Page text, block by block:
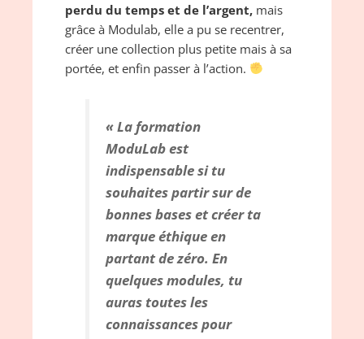
perdu du temps et de l’argent, mais
grâce à Modulab, elle a pu se recentrer,
créer une collection plus petite mais à sa
portée, et enfin passer à l’action.
« La formation
ModuLab est
indispensable si tu
souhaites partir sur de
bonnes bases et créer ta
marque éthique en
partant de zéro. En
quelques modules, tu
auras toutes les
connaissances pour